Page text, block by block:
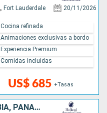
Fort Lauderdale 20/11/2026
US$ 685 +Tasas
Cocina refinada
Animaciones exclusivas a bordo
Experiencia Premium
Comidas incluidas
BAHAMAS, ARUBA, COLOMBIA, PANAMÁ, COSTA RICA, ISLAS CAIMÁN, ESTADOS UNIDOS